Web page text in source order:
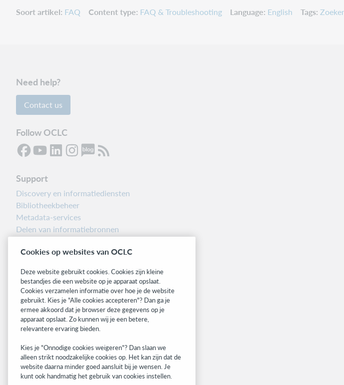
Soort artikel FAQ Content type FAQ & Troubleshooting Language English Tags
Need help?
Contact us
Follow OCLC
Support
Discovery en informatiediensten
Bibliotheekbeheer
Metadata-services
Delen van informatiebronnen
Informatie over releases
Related sites
OCLC.org
BibFormats
Community
WebJunction
Developer Network
Cookies op websites van OCLC
Deze website gebruikt cookies. Cookies zijn kleine
bestandjes die een website op je apparaat opslaat.
Cookies verzamelen informatie over hoe je de website
gebruikt. Kies je "Alle cookies accepteren"? Dan ga je
ermee akkoord dat je browser deze gegevens op je
apparaat opslaat. Zo kunnen wij je een betere,
relevantere ervaring bieden.
Kies je "Onnodige cookies weigeren"? Dan slaan we
alleen strikt noodzakelijke cookies op. Het kan zijn dat de
website daarna minder goed aansluit bij je wensen. Je
kunt ook handmatig het gebruik van cookies instellen.